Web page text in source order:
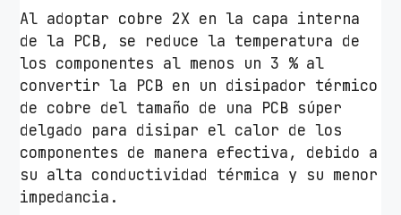
Al adoptar cobre 2X en la capa interna
de la PCB, se reduce la temperatura de
los componentes al menos un 3 % al
convertir la PCB en un disipador térmico
de cobre del tamaño de una PCB súper
delgado para disipar el calor de los
componentes de manera efectiva, debido a
su alta conductividad térmica y su menor
impedancia.